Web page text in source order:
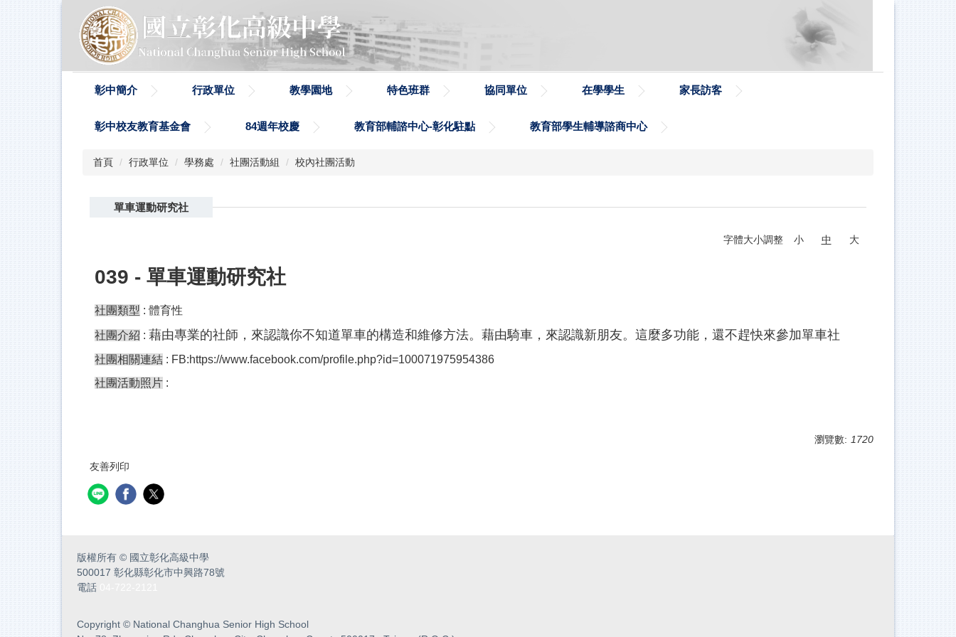
彰中簡介 行政單位 教學園地 特色班群 協同單位 在學學生 家長訪客
彰中校友教育基金會 84週年校慶 教育部輔諮中心-彰化駐點 教育部學生輔導諮商中心
首頁 行政單位 學務處 社團活動組 校內社團活動
單車運動研究社
字體大小調整 小 中 大
039 - 單車運動研究社
社團類型 : 體育性
社團介紹 : 藉由專業的社師，來認識你不知道單車的構造和維修方法。藉由騎車，來認識新朋友。這麼多功能，還不趕快來參加單車社
社團相關連結 : FB:https://www.facebook.com/profile.php?id=100071975954386
社團活動照片 :
瀏覽數: 1720
友善列印
版權所有 © 國立彰化高級中學
500017 彰化縣彰化市中興路78號
電話
Copyright © National Changhua Senior High School